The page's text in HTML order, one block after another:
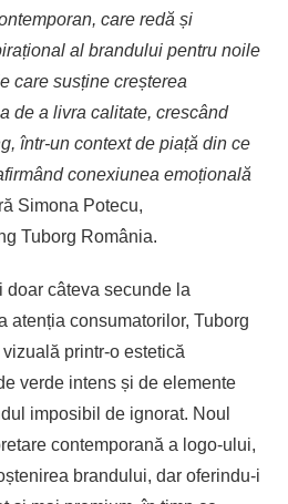
care redă și
al brandului pentru noile
care susține creșterea
de a livra calitate, crescând
într-un context de piață din ce
conexiunea emoțională
Simona Potecu,
Tuborg România.
doar câteva secunde la
atenția consumatorilor, Tuborg
printr-o estetică
verde intens și de elemente
imposibil de ignorat. Noul
contemporană a logo-ului,
brandului, dar oferindu-i